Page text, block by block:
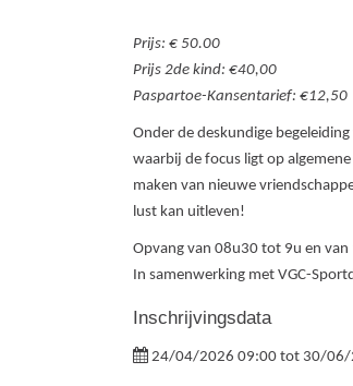
Prijs: € 50.00
Prijs 2de kind: €40,00
Paspartoe-Kansentarief: €12,50
Onder de deskundige
waarbij de focus ligt op
maken van nieuwe
lust kan uitleven!
Opvang van 08u30 tot 9u en
In samenwerking met VGC-
Inschrijvingsdata
24/04/2026 09:00 tot 30/06/